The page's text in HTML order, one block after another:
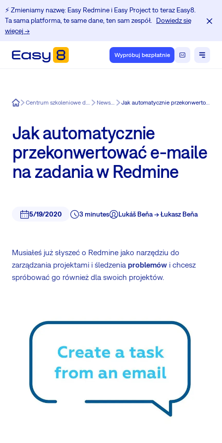
⚡️ Zmieniamy nazwę: Easy Redmine i Easy Project to teraz Easy8.
Ta sama platforma, te same dane, ten sam zespół.
Dowiedz się
więcej →
Wypróbuj bezpłatnie
Easy8 Centrum szkoleniowe dla użytkowników Redmine. News in Easy8 Jak automatycznie przekonwertować e-maile na zadania w Redmine
Jak automatycznie
przekonwertować e-maile
na zadania w Redmine
5/19/2020 3 minutes Lukáš Beňa -> Łukasz Beňa
Musiałeś już słyszeć o Redmine jako narzędziu do
zarządzania projektami i śledzenia problemów i chcesz
spróbować go również dla swoich projektów.